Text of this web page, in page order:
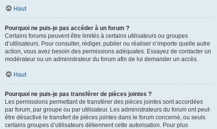
Haut
Pourquoi ne puis-je pas accéder à un forum ?
Certains forums peuvent être limités à certains utilisateurs ou groupes
d’utilisateurs. Pour consulter, rédiger, publier ou réaliser n’importe quelle autre
action, vous avez besoin des permissions adéquates. Essayez de contacter un
modérateur ou un administrateur du forum afin de lui demander un accès.
Haut
Pourquoi ne puis-je pas transférer de pièces jointes ?
Les permissions permettant de transférer des pièces jointes sont accordées
par forum, par groupe ou par utilisateur. Les administrateurs du forum ont peut-
être désactivé le transfert de pièces jointes dans le forum concerné, ou seuls
certains groupes d’utilisateurs détiennent cette autorisation. Pour plus